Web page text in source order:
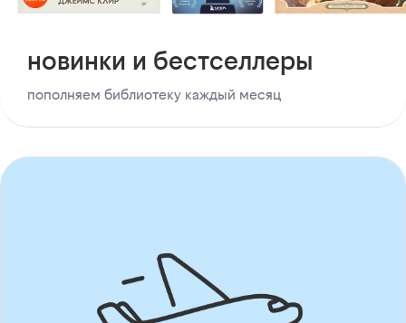
новинки и бестселлеры
пополняем библиотеку каждый месяц